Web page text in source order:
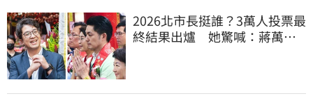
2026北市長挺誰？3萬人投票最
終結果出爐 她驚喊：蔣萬安